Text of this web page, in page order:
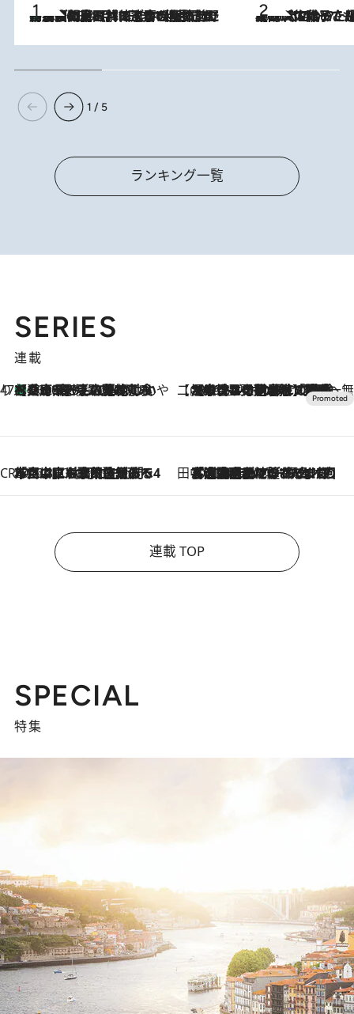
2026.8.8
「最後に見られてよかった」上野動物園の東園パンダ舎が解体前に特別公開。8月16日まで延長されたパネル展と共に辿る“半世紀”のパンダ飼育《解体工事の図面あり》 2026.8.5
【阿川佐和子さんの年とる力】なぜ70代で始めた趣味は“こんなに楽しい”のか？ ピアノ、俳句…スランプに陥っても続けられる“ある秘訣”とは
1 / 5
ランキング一覧
SERIES
連載
47都道府県の手みやげ ひんやりスイーツで夏を満喫
2026.8.8
【兵庫県】この夏絶対食べたい 冷やしておいしいおやつ3選 淡路島の恵みをジェラートに集約 【CREA×星野リゾート】唯一無二。癒しと発見が待つ場所へ
2026.8.7
【トンボの足水浴】ヒノキの香りに包まれて涼感マックス！約13℃の湧水かけ流しを避暑地「星野温泉 トンボの湯」で体験
CREA'S CHOICE
2026.8.7
「立川にも歌舞伎があるんだよ」 片岡仁左衛門・市川中車ら豪華座組みで4年目の立川立飛歌舞伎へ 田中稲の勝手に再ブーム
2026.8.7
「湘南乃風に憧れて」観客大盛上がりの“タオル回し”に、ラッパー顔負けの高速歌唱まで…さだまさし（74）のアグレッシブすぎる現在地
連載 TOP
SPECIAL
特集